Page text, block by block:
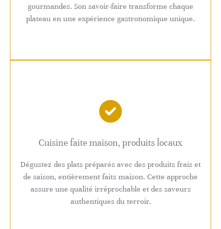
gourmandes. Son savoir-faire transforme chaque
plateau en une expérience gastronomique unique.
Cuisine faite maison, produits locaux
Dégustez des plats préparés avec des produits frais et
de saison, entièrement faits maison. Cette approche
assure une qualité irréprochable et des saveurs
authentiques du terroir.